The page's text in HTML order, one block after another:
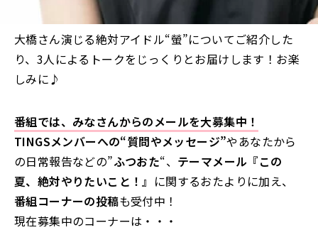
大橋さん演じる絶対アイドル“螢”についてご紹介した
り、3人によるトークをじっくりとお届けします！お楽
しみに♪
番組では、みなさんからのメールを大募集中！
TINGSメンバーへの“質問やメッセージ”やあなたから
の日常報告などの”ふつおた“、 テーマメール『この
夏、絶対やりたいこと！』 に関するおたよりに加え、
番組コーナーの投稿も受付中！
現在募集中のコーナーは・・・